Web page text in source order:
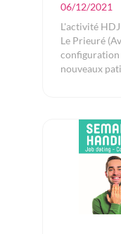
06/12/2021
L'activité
Le Prieuré
nouveaux